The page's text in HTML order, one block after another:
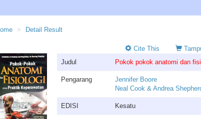
Detail Result
Cite This
Judul
Pokok pokok anatomi dan
Pengarang
Jennifer Boore
Neal Cook & Andrea
EDISI Kesatu